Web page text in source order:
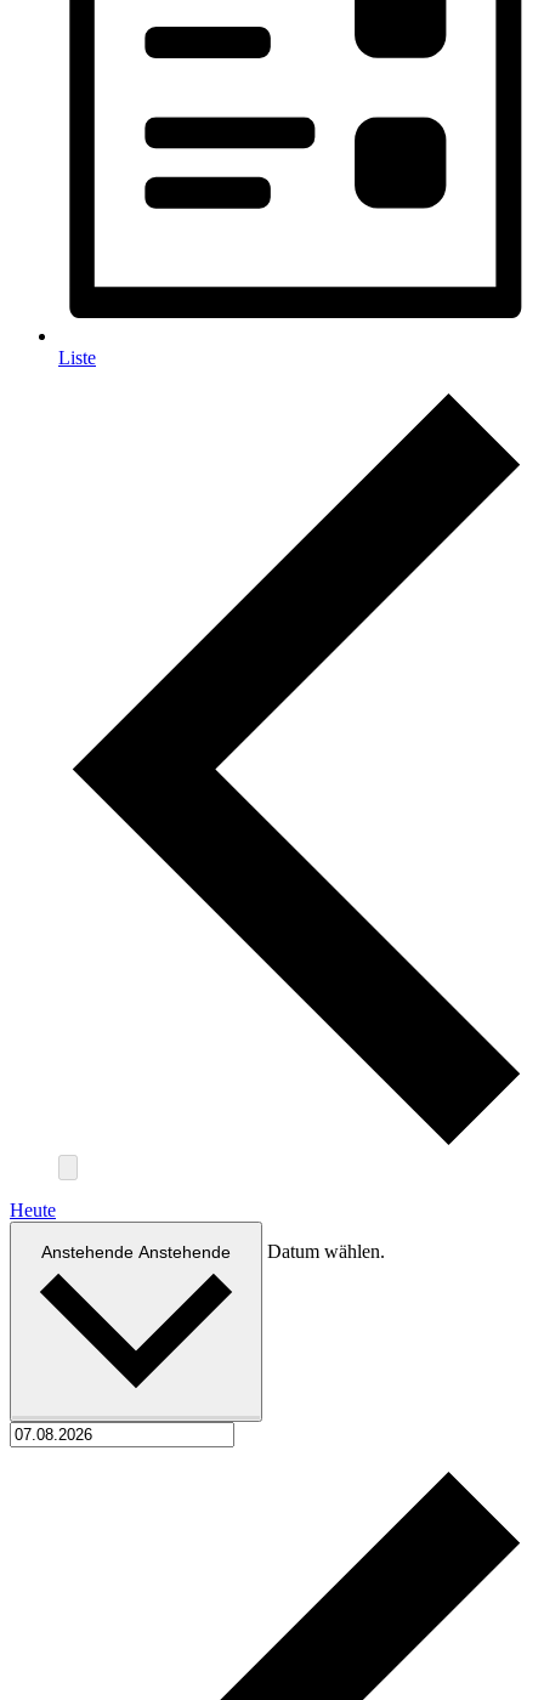
Liste
Heute
Anstehende Anstehende Datum wählen.